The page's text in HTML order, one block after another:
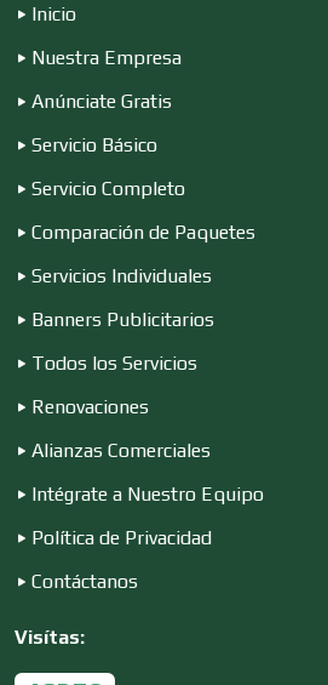
Desarrollo de Software
Desperdicios Industriales
Electricidad y Plomería
Inicio
Nuestra Empresa
Anúnciate Gratis
Servicio Básico
Servicio Completo
Comparación de Paquetes
Servicios Individuales
Banners Publicitarios
Todos los Servicios
Renovaciones
Alianzas Comerciales
Intégrate a Nuestro Equipo
Política de Privacidad
Contáctanos
Visítas: